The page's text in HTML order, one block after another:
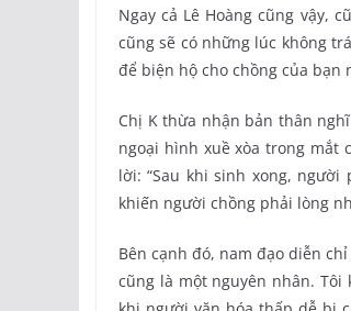
Ngay cả Lê Hoàng cũng vậy,
cũng sẽ có những lúc không
để biện hộ cho chồng của bạn
Chị K thừa nhận bản thân
ngoại hình xuề xòa trong mắt
lời: “Sau khi sinh xong,
khiến người chồng phải lòng
Bên cạnh đó, nam đạo diễn
cũng là một nguyên nhân.